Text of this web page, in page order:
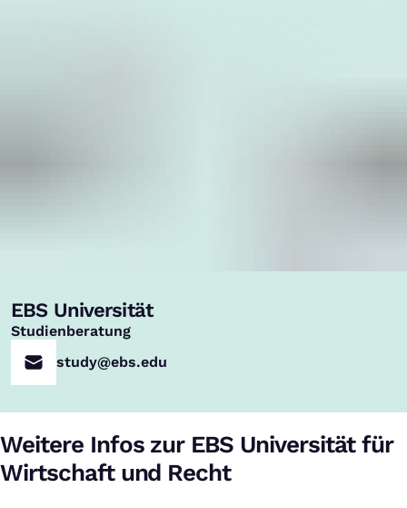
EBS Universität
,
Studienberatung
study@ebs.edu
Weitere Infos zur EBS Universität für
Wirtschaft und Recht